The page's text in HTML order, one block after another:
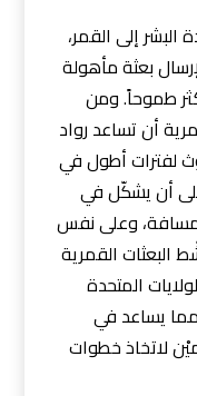
البشر إلى القمر،
بعثة مأهولة
طموحاً. ومن
أن تساعد رواد
لفترات أطول في
أن يشكّل في
مسافة، وعلى نفس
البعثات القمرية
المتحدة
يساعد في
لاتخاذ خطوات